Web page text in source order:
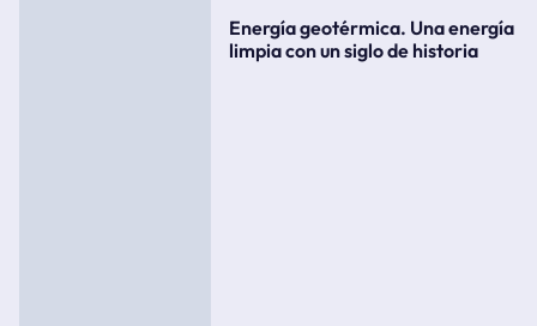
Energía geotérmica. Una energía
limpia con un siglo de historia